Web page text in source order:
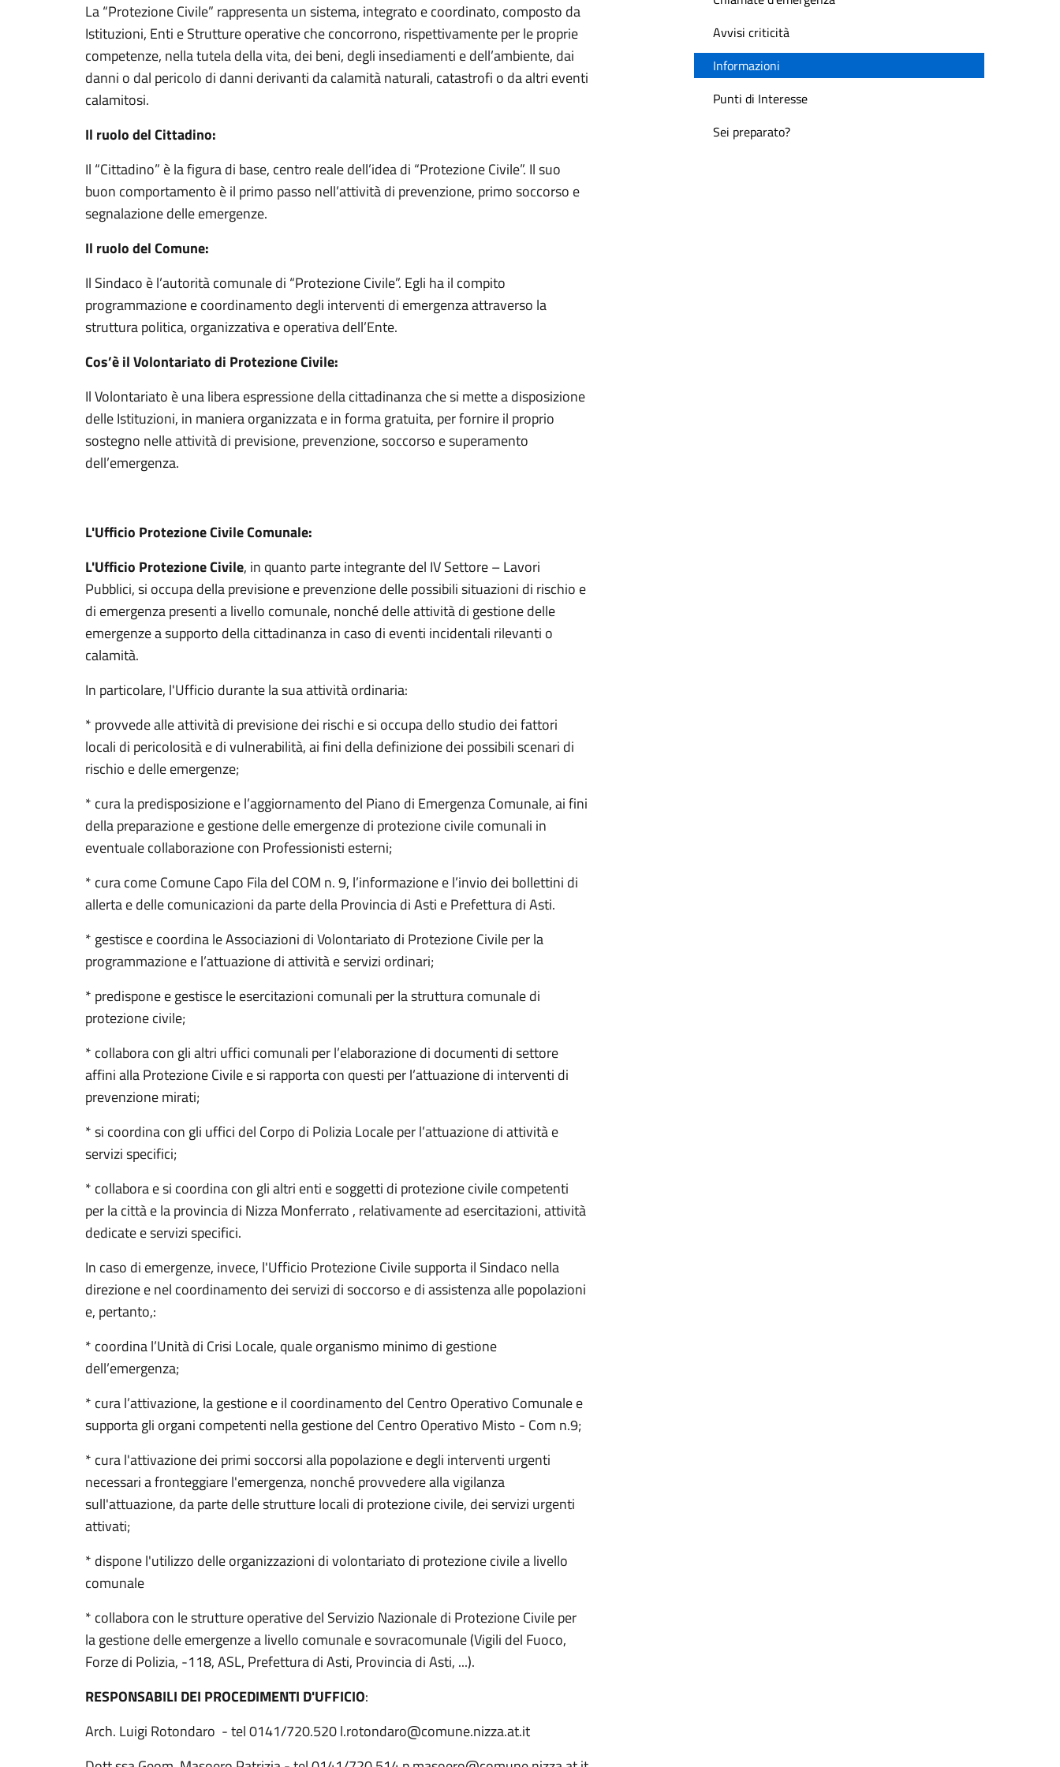
La “Protezione Civile” rappresenta un sistema, integrato e coordinato, composto da
Istituzioni, Enti e Strutture operative che concorrono, rispettivamente per le proprie
competenze, nella tutela della vita, dei beni, degli insediamenti e dell’ambiente, dai
danni o dal pericolo di danni derivanti da calamità naturali, catastrofi o da altri eventi
calamitosi.
Il ruolo del Cittadino:
Il “Cittadino” è la figura di base, centro reale dell’idea di “Protezione Civile”. Il suo
buon comportamento è il primo passo nell’attività di prevenzione, primo soccorso e
segnalazione delle emergenze.
Il ruolo del Comune:
Il Sindaco è l’autorità comunale di “Protezione Civile”. Egli ha il compito
programmazione e coordinamento degli interventi di emergenza attraverso la
struttura politica, organizzativa e operativa dell’Ente.
Cos’è il Volontariato di Protezione Civile:
Il Volontariato è una libera espressione della cittadinanza che si mette a disposizione
delle Istituzioni, in maniera organizzata e in forma gratuita, per fornire il proprio
sostegno nelle attività di previsione, prevenzione, soccorso e superamento
dell’emergenza.
L'Ufficio Protezione Civile Comunale:
L'Ufficio Protezione Civile, in quanto parte integrante del IV Settore – Lavori
Pubblici, si occupa della previsione e prevenzione delle possibili situazioni di rischio e
di emergenza presenti a livello comunale, nonché delle attività di gestione delle
emergenze a supporto della cittadinanza in caso di eventi incidentali rilevanti o
calamità.
In particolare, l'Ufficio durante la sua attività ordinaria:
* provvede alle attività di previsione dei rischi e si occupa dello studio dei fattori
locali di pericolosità e di vulnerabilità, ai fini della definizione dei possibili scenari di
rischio e delle emergenze;
* cura la predisposizione e l’aggiornamento del Piano di Emergenza Comunale, ai fini
della preparazione e gestione delle emergenze di protezione civile comunali in
eventuale collaborazione con Professionisti esterni;
* cura come Comune Capo Fila del COM n. 9, l’informazione e l’invio dei bollettini di
allerta e delle comunicazioni da parte della Provincia di Asti e Prefettura di Asti.
* gestisce e coordina le Associazioni di Volontariato di Protezione Civile per la
programmazione e l’attuazione di attività e servizi ordinari;
* predispone e gestisce le esercitazioni comunali per la struttura comunale di
protezione civile;
* collabora con gli altri uffici comunali per l’elaborazione di documenti di settore
affini alla Protezione Civile e si rapporta con questi per l’attuazione di interventi di
prevenzione mirati;
* si coordina con gli uffici del Corpo di Polizia Locale per l’attuazione di attività e
servizi specifici;
* collabora e si coordina con gli altri enti e soggetti di protezione civile competenti
per la città e la provincia di Nizza Monferrato , relativamente ad esercitazioni, attività
dedicate e servizi specifici.
In caso di emergenze, invece, l'Ufficio Protezione Civile supporta il Sindaco nella
direzione e nel coordinamento dei servizi di soccorso e di assistenza alle popolazioni
e, pertanto,:
* coordina l’Unità di Crisi Locale, quale organismo minimo di gestione
dell’emergenza;
* cura l’attivazione, la gestione e il coordinamento del Centro Operativo Comunale e
supporta gli organi competenti nella gestione del Centro Operativo Misto - Com n.9;
* cura l'attivazione dei primi soccorsi alla popolazione e degli interventi urgenti
necessari a fronteggiare l'emergenza, nonché provvedere alla vigilanza
sull'attuazione, da parte delle strutture locali di protezione civile, dei servizi urgenti
attivati;
* dispone l'utilizzo delle organizzazioni di volontariato di protezione civile a livello
comunale
* collabora con le strutture operative del Servizio Nazionale di Protezione Civile per
la gestione delle emergenze a livello comunale e sovracomunale (Vigili del Fuoco,
Forze di Polizia, -118, ASL, Prefettura di Asti, Provincia di Asti, ...).
RESPONSABILI DEI PROCEDIMENTI D'UFFICIO:
Arch. Luigi Rotondaro - tel 0141/720.520 l.rotondaro@comune.nizza.at.it
Avvisi criticità
Informazioni
Punti di Interesse
Sei preparato?